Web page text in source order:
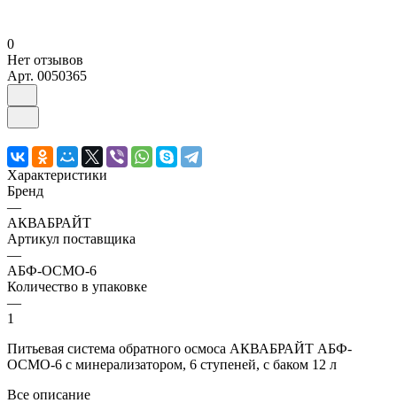
0
Нет отзывов
Арт. 0050365
Характеристики
Бренд
—
АКВАБРАЙТ
Артикул поставщика
—
АБФ-ОСМО-6
Количество в упаковке
—
1
Питьевая система обратного осмоса АКВАБРАЙТ АБФ-
ОСМО-6 с минерализатором, 6 ступеней, с баком 12 л
Все описание